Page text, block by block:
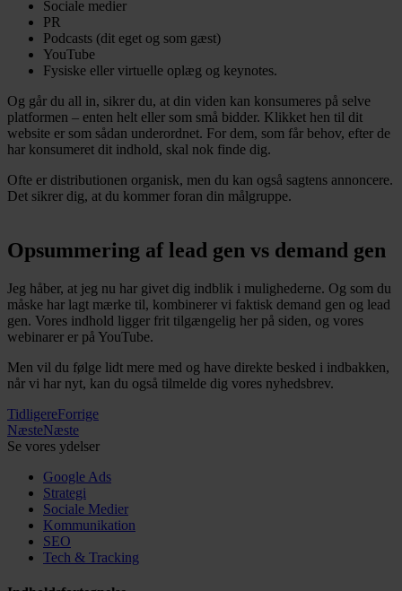
Sociale medier
PR
Podcasts (dit eget og som gæst)
YouTube
Fysiske eller virtuelle oplæg og keynotes.
Og går du all in, sikrer du, at din viden kan konsumeres på selve
platformen – enten helt eller som små bidder. Klikket hen til dit
website er som sådan underordnet. For dem, som får behov, efter de
har konsumeret dit indhold, skal nok finde dig.
Ofte er distributionen organisk, men du kan også sagtens annoncere.
Det sikrer dig, at du kommer foran din målgruppe.
Opsummering af lead gen vs demand gen
Jeg håber, at jeg nu har givet dig indblik i mulighederne. Og som du
måske har lagt mærke til, kombinerer vi faktisk demand gen og lead
gen. Vores indhold ligger frit tilgængelig her på siden, og vores
webinarer er på YouTube.
Men vil du følge lidt mere med og have direkte besked i indbakken,
når vi har nyt, kan du også tilmelde dig vores nyhedsbrev.
TidligereForrige
NæsteNæste
Se vores ydelser
Google Ads
Strategi
Sociale Medier
Kommunikation
SEO
Tech & Tracking